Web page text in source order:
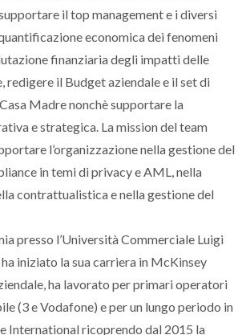
il top management e i diversi
economica dei fenomeni
finanziaria degli impatti delle
redigere il Budget aziendale e il set di
Madre nonchè supportare la
e strategica. La mission del team
l’organizzazione nella gestione del
in temi di privacy e AML, nella
contrattualistica e nella gestione del
presso l’Università Commerciale Luigi
iniziato la sua carriera in McKinsey
ha lavorato per primari operatori
(3 e Vodafone) e per un lungo periodo in
International ricoprendo dal 2015 la